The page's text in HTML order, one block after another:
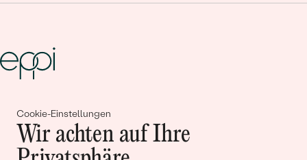
Cookie-Einstellungen
Wir achten auf Ihre
Gemeinsam erschaffen wir
Geschichten von Schönheit und